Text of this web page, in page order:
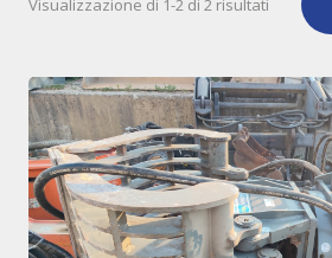
Visualizzazione di 1-2 di 2 risultati